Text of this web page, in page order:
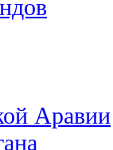
Аравии